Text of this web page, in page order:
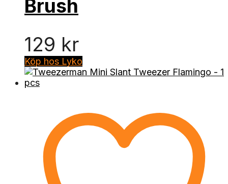
Brush
129 kr
Köp hos Lyko